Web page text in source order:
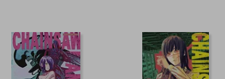
55% 55%